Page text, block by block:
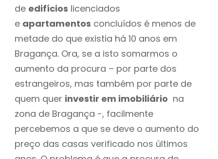
de edifícios licenciados
e apartamentos concluídos é menos de
metade do que existia há 10 anos em
Bragança. Ora, se a isto somarmos o
aumento da procura – por parte dos
estrangeiros, mas também por parte de
quem quer investir em imobiliário na
zona de Bragança -, facilmente
percebemos a que se deve o aumento do
preço das casas verificado nos últimos